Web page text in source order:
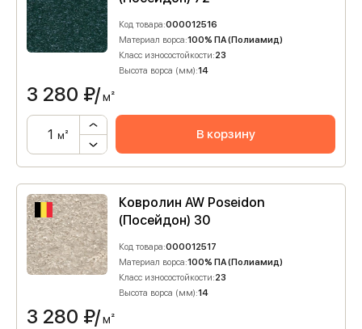
Код товара:000012516
Материал ворса:100% ПА (Полиамид)
Класс износостойкости:23
Высота ворса (мм):14
3 280 ₽/м²
м² В корзину
Ковролин AW Poseidon
(Посейдон) 30
Код товара:000012517
Материал ворса:100% ПА (Полиамид)
Класс износостойкости:23
Высота ворса (мм):14
3 280 ₽/м²